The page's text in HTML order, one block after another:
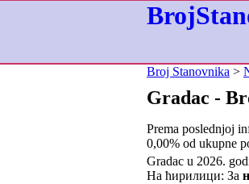
Broj Stanovnika >
Gradac -
Prema poslednjoj
0,00% od ukupne
Gradac u 2026.
На ћирилици: За